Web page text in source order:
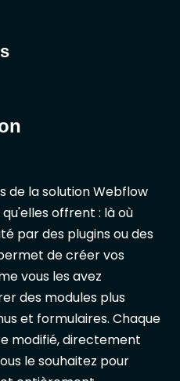
de la solution Webflow
offrent : là où
par des plugins ou des
de créer vos
vous les avez
des modules plus
et formulaires. Chaque
modifié, directement
le souhaitez pour